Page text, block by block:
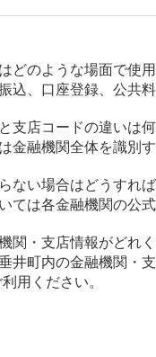
どのような場面で使
込、口座登録、公共
支店コードの違いは
金融機関全体を識別
ない場合はどうすれ
ては各金融機関の公
関・支店情報がどれ
井町内の金融機関・
用ください。